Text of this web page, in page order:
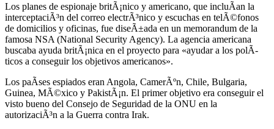
Los planes de espionaje britÃ¡nico y americano, que incluÃ­an la
interceptaciÃ³n del correo electrÃ³nico y escuchas en telÃ©fonos
de domicilios y oficinas, fue diseÃ±ada en un memorandum de la
famosa NSA (National Security Agency). La agencia americana
buscaba ayuda britÃ¡nica en el proyecto para «ayudar a los polÃ­
ticos a conseguir los objetivos americanos».
Los paÃ­ses espiados eran Angola, CamerÃºn, Chile, Bulgaria,
Guinea, MÃ©xico y PakistÃ¡n. El primer objetivo era conseguir el
visto bueno del Consejo de Seguridad de la ONU en la
autorizaciÃ³n a la Guerra contra Irak.